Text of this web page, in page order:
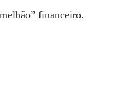
financeiro.